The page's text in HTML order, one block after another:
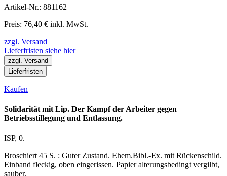
Artikel-Nr.: 881162
Preis: 76,40 € inkl. MwSt.
zzgl. Versand
Lieferfristen siehe hier
zzgl. Versand
Lieferfristen
Kaufen
Solidarität mit Lip. Der Kampf der Arbeiter gegen
Betriebsstillegung und Entlassung.
ISP, 0.
Broschiert 45 S. : Guter Zustand. Ehem.Bibl.-Ex. mit Rückenschild.
Einband fleckig, oben eingerissen. Papier alterungsbedingt vergilbt,
sauber.